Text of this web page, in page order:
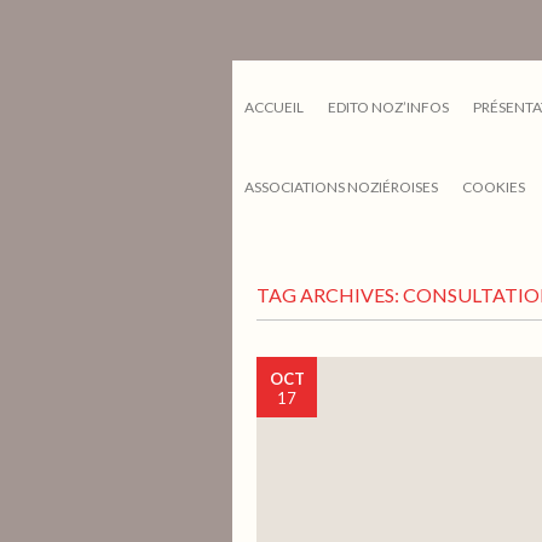
ACCUEIL EDITO NOZ’INFOS
ASSOCIATIONS NOZIÉROISES COOKIES
TAG ARCHIVES:
OCT
17